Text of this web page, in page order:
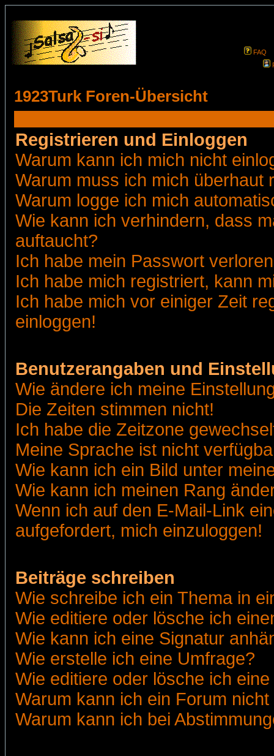
FAQ
1923Turk Foren-Übersicht
Registrieren und Einloggen
Warum kann ich mich nicht
Warum muss ich mich überhaut
Warum logge ich mich
Wie kann ich verhindern, dass
auftaucht?
Ich habe mein Passwort
Ich habe mich registriert, kann
Ich habe mich vor einiger Zeit
einloggen!
Benutzerangaben und
Wie ändere ich meine
Die Zeiten stimmen nicht!
Ich habe die Zeitzone
Meine Sprache ist nicht
Wie kann ich ein Bild unter
Wie kann ich meinen Rang
Wenn ich auf den E-Mail-Link
aufgefordert, mich einzuloggen!
Beiträge schreiben
Wie schreibe ich ein Thema in
Wie editiere oder lösche ich
Wie kann ich eine Signatur
Wie erstelle ich eine Umfrage?
Wie editiere oder lösche ich
Warum kann ich ein Forum
Warum kann ich bei